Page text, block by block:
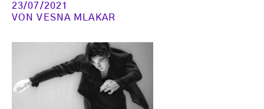
23/07/2021
VONVESNA MLAKAR